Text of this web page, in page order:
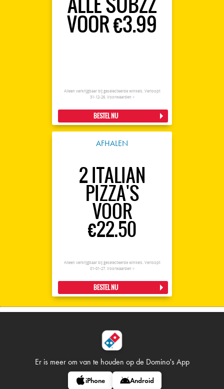
VOOR €3.99
Alleen verkrijgbaar bij geselecteerde winkels. Verloopt
31-12-26. Voorwaarden >
BESTEL NU
AFHALEN
2 ITALIAN
PIZZA'S
VOOR
€22.50
Alleen verkrijgbaar bij geselecteerde winkels. Verloopt
01-01-27. Voorwaarden >
BESTEL NU
Er is meer om van te houden op de Domino's App
iPhone Android